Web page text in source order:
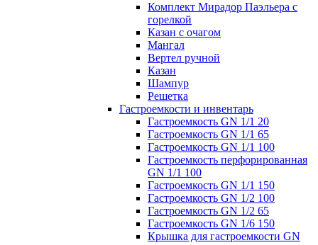
Комплект Мирадор Паэльера с
горелкой
Казан с очагом
Мангал
Вертел ручной
Казан
Шампур
Решетка
Гастроемкости и инвентарь
Гастроемкость GN 1/1 20
Гастроемкость GN 1/1 65
Гастроемкость GN 1/1 100
Гастроемкость перфорированная
GN 1/1 100
Гастроемкость GN 1/1 150
Гастроемкость GN 1/2 100
Гастроемкость GN 1/2 65
Гастроемкость GN 1/6 150
Крышка для гастроемкости GN